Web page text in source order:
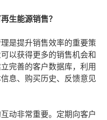
生能源销售？
是提升销售效率的重要策
以获得更多的销售机会和
完善的客户数据库，利用
息、购买历史、反馈意见
动非常重要。定期向客户